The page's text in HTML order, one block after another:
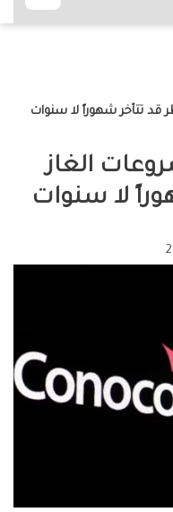
تتأخر شهوراً لا سنوات
الغاز
لا سنوات